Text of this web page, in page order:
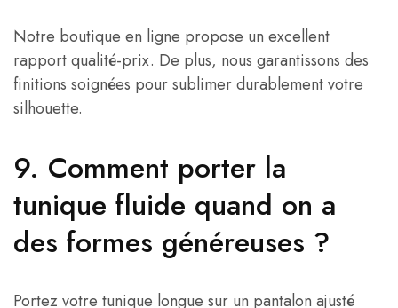
Notre boutique en ligne propose un excellent
rapport qualité-prix. De plus, nous garantissons des
finitions soignées pour sublimer durablement votre
silhouette.
9. Comment porter la
tunique fluide quand on a
des formes généreuses ?
Portez votre tunique longue sur un pantalon ajusté